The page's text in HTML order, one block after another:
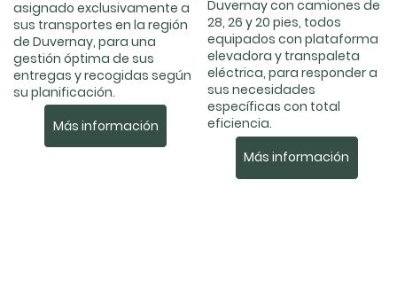
Duvernay con camiones de
28, 26 y 20 pies, todos
equipados con plataforma
elevadora y transpaleta
eléctrica, para responder a
sus necesidades
específicas con total
eficiencia.
Más información
asignado exclusivamente a
sus transportes en la región
de Duvernay, para una
gestión óptima de sus
entregas y recogidas según
su planificación.
Más información